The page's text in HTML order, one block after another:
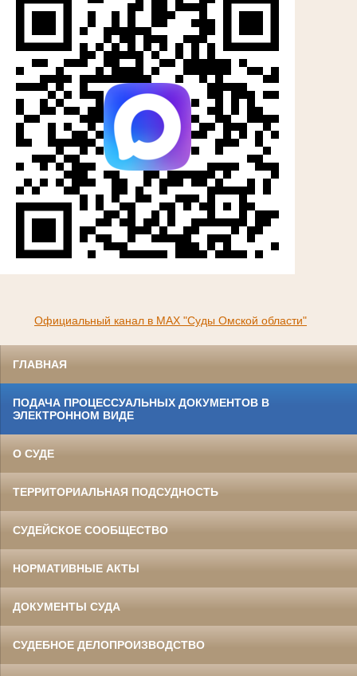
Официальный канал в МАХ "Суды Омской области"
ГЛАВНАЯ
ПОДАЧА ПРОЦЕССУАЛЬНЫХ ДОКУМЕНТОВ В
ЭЛЕКТРОННОМ ВИДЕ
О СУДЕ
ТЕРРИТОРИАЛЬНАЯ ПОДСУДНОСТЬ
СУДЕЙСКОЕ СООБЩЕСТВО
НОРМАТИВНЫЕ АКТЫ
ДОКУМЕНТЫ СУДА
СУДЕБНОЕ ДЕЛОПРОИЗВОДСТВО